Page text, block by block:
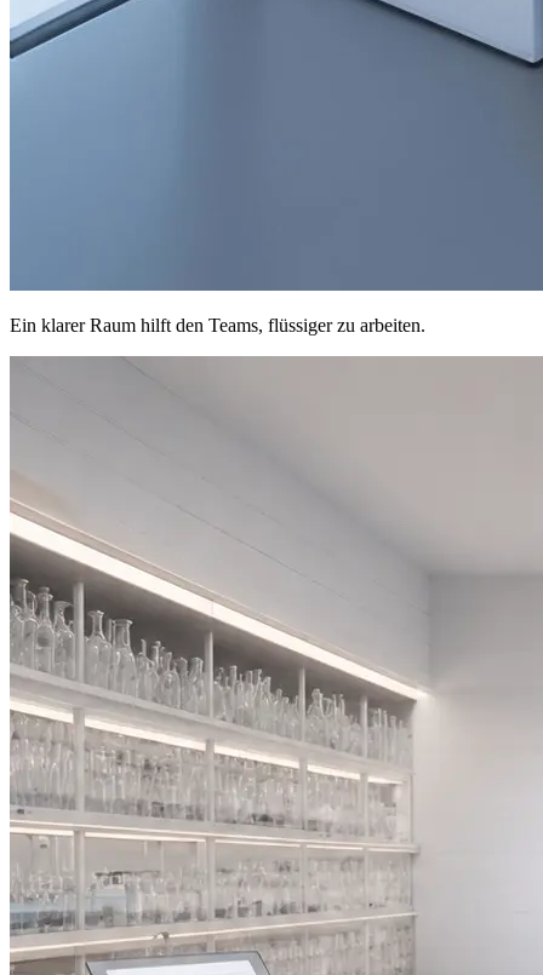
Ein klarer Raum hilft den Teams, flüssiger zu arbeiten.